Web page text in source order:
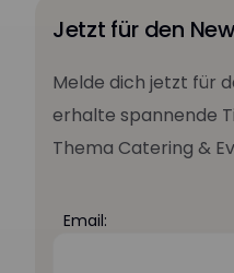
Jetzt für den
Melde dich jetzt für
erhalte spannende
Thema Catering &
Email: